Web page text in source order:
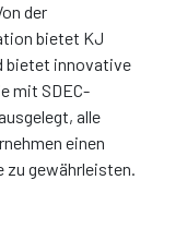
der
bietet KJ
bietet innovative
mit SDEC-
alle
einen
zu gewährleisten.